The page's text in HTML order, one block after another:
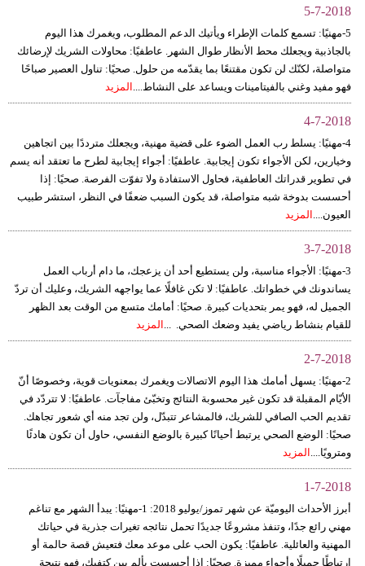
5-7-2018
5-مهنيًا: تسمع كلمات الإطراء ويأتيك الدعم المطلوب، ويغمرك هذا اليوم
بالجاذبية ويجعلك محط الأنظار طوال الشهر. عاطفيًا: محاولات الشريك لإرضائك
متواصلة، لكنّك لن تكون مقتنعًا بما يقدّمه من حلول. صحيًا: تناول العصير صباحًا
فهو مفيد وغني بالفيتامينات ويساعد على النشاط.... المزيد
4-7-2018
4-مهنيًا: يسلط رب العمل الضوء على قضية مهنية، ويجعلك مترددًا بين اتجاهين
وخيارين، لكن الأجواء تكون إيجابية. عاطفيًا: أجواء إيجابية لطرح ما تعتقد أنه يسم
في تطوير قدراتك العاطفية، فحاول الاستفادة ولا تفوّت الفرصة. صحيًا: إذا
أحسست بدوخة شبه متواصلة، قد يكون السبب ضعفًا في النظر، استشر طبيب
العيون.... المزيد
3-7-2018
3-مهنيًا: الأجواء مناسبة، ولن يستطيع أحد أن يزعجك، ما دام أرباب العمل
يساندونك في خطواتك. عاطفيًا: لا تكن غافلًا عما يواجهه الشريك، وعليك أن تردّ
الجميل له، فهو يمر بتحديات كبيرة. صحيًا: أمامك متسع من الوقت بعد الظهر
للقيام بنشاط رياضي يفيد وضعك الصحي. ... المزيد
2-7-2018
2-مهنيًا: يسهل أمامك هذا اليوم الاتصالات ويغمرك بمعنويات قوية، وخصوصًا أنّ
الأيّام المقبلة قد تكون غير محسوبة النتائج وتخبّئ مفاجآت. عاطفيًا: لا تتردّد في
تقديم الحب الصافي للشريك، فالمشاعر تتبدّل، ولن تجد منه أي شعور تجاهك.
صحيًا: الوضع الصحي يرتبط أحيانًا كبيرة بالوضع النفسي، حاول أن تكون هادئًا
ومترويًا.... المزيد
1-7-2018
أبرز الأحداث اليوميّة عن شهر تموز/يوليو 2018: 1-مهنيًا: يبدأ الشهر مع تناغم
مهني رائع جدًا، وتنفذ مشروعًا جديدًا تحمل نتائجه تغيرات جذرية في حياتك
المهنية والعائلية. عاطفيًا: يكون الحب على موعد معك فتعيش قصة حالمة أو
ارتباطًا جميلًا وأجواء مميزة. صحيًا: إذا أحسست بألم بين كتفيك، فهو نتيجة